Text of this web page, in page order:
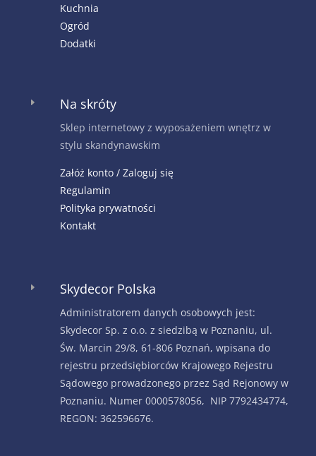
Kuchnia
Ogród
Dodatki
E Na skróty
Sklep internetowy z wyposażeniem wnętrz w
stylu skandynawskim
Załóż konto / Zaloguj się
Regulamin
Polityka prywatności
Kontakt
E Skydecor Polska
Administratorem danych osobowych jest:
Skydecor Sp. z o.o. z siedzibą w Poznaniu, ul.
Św. Marcin 29/8, 61-806 Poznań, wpisana do
rejestru przedsiębiorców Krajowego Rejestru
Sądowego prowadzonego przez Sąd Rejonowy w
Poznaniu. Numer 0000578056, NIP 7792434774,
REGON: 362596676.